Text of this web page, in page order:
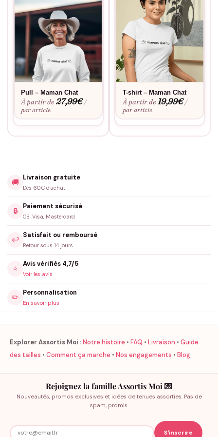
Pull – Maman Chat
À partir de27,99€ /
par article
T-shirt – Maman Chat
À partir de19,99€ /
par article
🚚
Livraison gratuite
Dès 60€ d'achat
🔒
Paiement sécurisé
CB, Visa, Mastercard
↩️
Satisfait ou remboursé
Retour sous 14 jours
⭐
Avis vérifiés 4,7/5
Voir les avis
✏️
Personnalisation
En savoir plus
Explorer Assortis Moi :Notre histoire • FAQ • Livraison • Guide
des tailles • Comment ça marche • Nos engagements • Blog
Rejoignez la famille Assortis Moi 💌
Nouveautés, promos exclusives et idées de tenues assorties. Pas de
spam, promis.